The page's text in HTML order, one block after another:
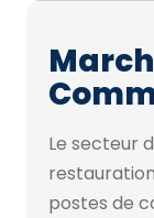
Le secteur
postes de